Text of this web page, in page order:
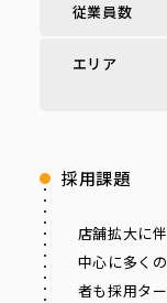
従業員数
エリア
採用課題
店舗拡大に
中心に多く
者も採用タ